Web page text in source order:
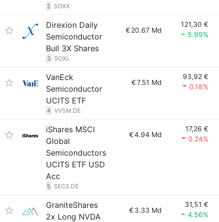
2 SOXX
Direxion Daily
Semiconductor
Bull 3X Shares
3 SOXL
€20.67 Md
121,30 €
5.99%
VanEck
Semiconductor
UCITS ETF
4 VVSM.DE
€7.51 Md
93,92 €
0.18%
iShares MSCI
Global
Semiconductors
UCITS ETF USD
Acc
5 SEC0.DE
€4.94 Md
17,26 €
0.24%
GraniteShares
2x Long NVDA
€3.33 Md
31,51 €
4.56%